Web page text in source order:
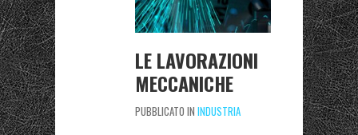
LE LAVORAZIONI
MECCANICHE
PUBBLICATO IN INDUSTRIA